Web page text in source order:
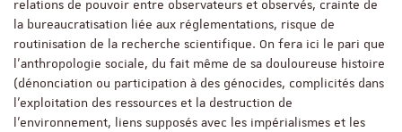
relations de pouvoir entre observateurs et observés, crainte de
la bureaucratisation liée aux réglementations, risque de
routinisation de la recherche scientifique. On fera ici le pari que
l’anthropologie sociale, du fait même de sa douloureuse histoire
(dénonciation ou participation à des génocides, complicités dans
l’exploitation des ressources et la destruction de
l’environnement, liens supposés avec les impérialismes et les